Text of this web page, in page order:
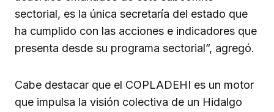
sectorial, es la única secretaría del estado que
ha cumplido con las acciones e indicadores que
presenta desde su programa sectorial”, agregó.
Cabe destacar que el COPLADEHI es un motor
que impulsa la visión colectiva de un Hidalgo